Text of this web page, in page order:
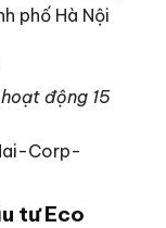
phố Hà Nội
động 15
tư Eco